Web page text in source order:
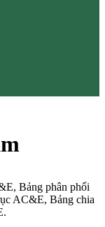
Bảng phân phối
AC&E, Bảng chia